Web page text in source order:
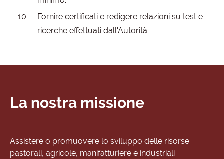
Fornire certificati e redigere relazioni su test e
ricerche effettuati dall'Autorità.
La nostra missione
Assistere o promuovere lo sviluppo delle risorse
pastorali, agricole, manifatturiere e industriali